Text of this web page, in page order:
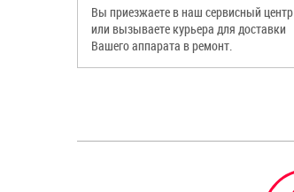
Вы приезжаете в наш сервисный центр
или вызываете курьера для доставки
Вашего аппарата в ремонт.